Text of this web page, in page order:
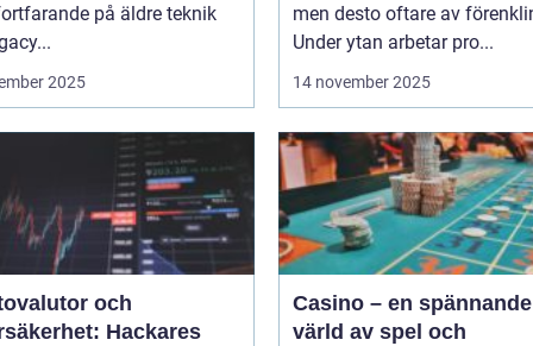
på äldre teknik
2025
men desto oftare av
Under ytan arbetar pro...
14 november 2025
och
Hackares
Casino – en spännande
värld av spel och